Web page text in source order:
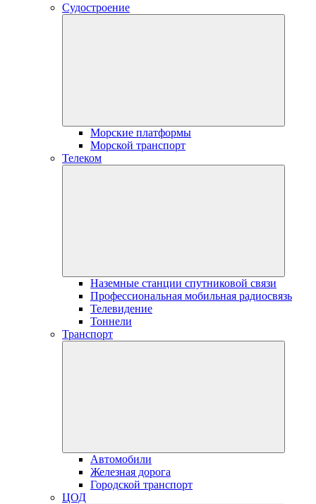
Судостроение
Морские платформы
Морской транспорт
Телеком
Наземные станции спутниковой связи
Профессиональная мобильная радиосвязь
Телевидение
Тоннели
Транспорт
Автомобили
Железная дорога
Городской транспорт
ЦОД